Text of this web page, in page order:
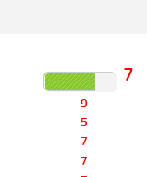
7
9
5
7
7